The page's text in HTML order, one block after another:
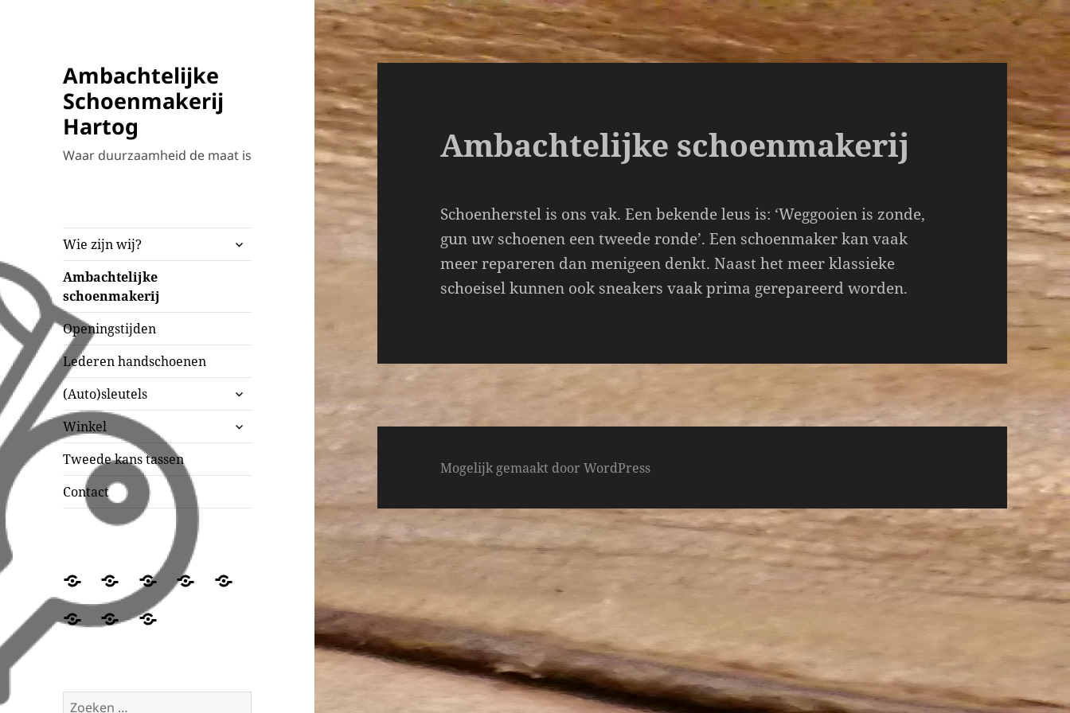
Ambachtelijke
Schoenmakerij
Hartog
Waar duurzaamheid de maat is
Wie zijn wij?
submenu
uitvouwen
Ambachtelijke
schoenmakerij
Openingstijden
Lederen handschoenen
(Auto)sleutels
submenu
uitvouwen
Winkel
submenu
uitvouwen
Tweede kans tassen
Contact
Wie
zijn
wij?
Ambachtelijke
schoenmakerij
Openingstijden
Lederen(Auto)sleutels
WinkelTweedeContact
Zoeken
Ambachtelijke schoenmakerij
Schoenherstel is ons vak. Een bekende leus is: ‘Weggooien is zonde,
gun uw schoenen een tweede ronde’. Een schoenmaker kan vaak
meer repareren dan menigeen denkt. Naast het meer klassieke
schoeisel kunnen ook sneakers vaak prima gerepareerd worden.
Mogelijk gemaakt door WordPress